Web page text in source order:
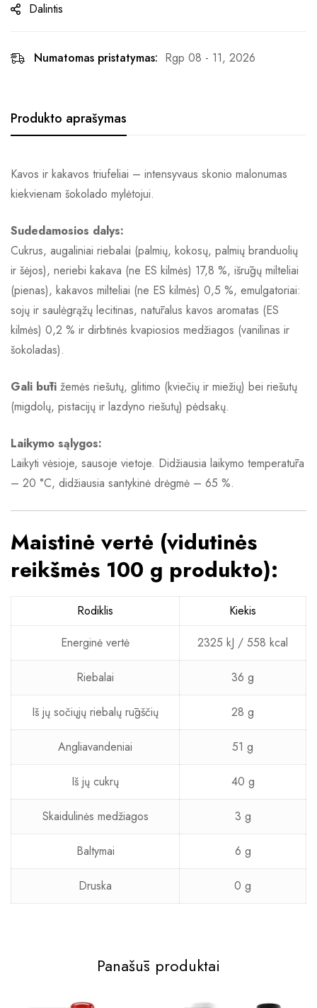
Dalintis
Numatomas pristatymas: Rgp 08 - 11, 2026
Produkto aprašymas
Kavos ir kakavos triufeliai – intensyvaus skonio malonumas
kiekvienam šokolado mylėtojui.
Sudedamosios dalys:
Cukrus, augaliniai riebalai (palmių, kokosų, palmių branduolių
ir šėjos), neriebi kakava (ne ES kilmės) 17,8 %, išrūgų milteliai
(pienas), kakavos milteliai (ne ES kilmės) 0,5 %, emulgatoriai:
sojų ir saulėgrąžų lecitinas, natūralus kavos aromatas (ES
kilmės) 0,2 % ir dirbtinės kvapiosios medžiagos (vanilinas ir
šokoladas).
Gali būti žemės riešutų, glitimo (kviečių ir miežių) bei riešutų
(migdolų, pistacijų ir lazdyno riešutų) pėdsakų.
Laikymo sąlygos:
Laikyti vėsioje, sausoje vietoje. Didžiausia laikymo temperatūra
– 20 °C, didžiausia santykinė drėgmė – 65 %.
Maistinė vertė (vidutinės
reikšmės 100 g produkto):
Rodiklis
Kiekis
Energinė vertė
2325 kJ / 558 kcal
Riebalai 36 g
Iš jų sočiųjų riebalų rūgščių 28 g
Angliavandeniai 51 g
Iš jų cukrų 40 g
Skaidulinės medžiagos 3 g
Baltymai 6 g
Druska 0 g
Panašūs produktai